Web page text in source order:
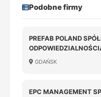
Podobne firmy
PREFAB POLAND
GDAŃSK
EPC MANAGEMENT